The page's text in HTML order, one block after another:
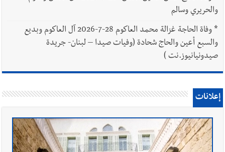
والحريري وسالم
*
وفاة الحاجة غزالة محمد العاكوم 28-7-2026 آل العاكوم وبديع
والسبع أعين والحاج شحادة (وفيات صيدا – لبنان- جريدة
صيدونيانيوز.نت )
إعلانات